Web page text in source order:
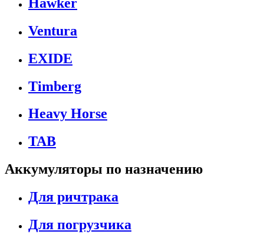
Ventura
EXIDE
Timberg
Heavy Horse
TAB
Аккумуляторы по назначению
Для ричтрака
Для погрузчика